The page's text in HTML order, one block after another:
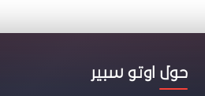
حول اوتو سبير